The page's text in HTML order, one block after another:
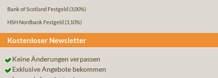
Bank of Scotland Festgeld (3,00%)
HSH Nordbank Festgeld (3,10%)
Kostenloser Newsletter
Keine Änderungen verpassen
Exklusive Angebote bekommen